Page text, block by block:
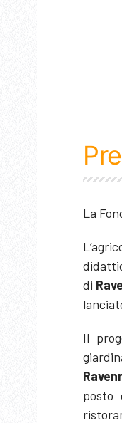
La
di
Il
posto